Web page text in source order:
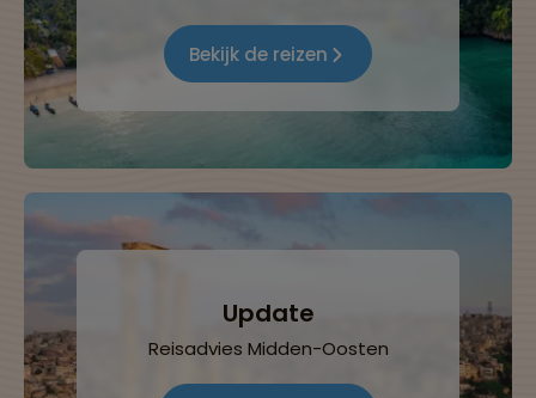
Bekijk de reizen
Update
Reisadvies Midden-Oosten